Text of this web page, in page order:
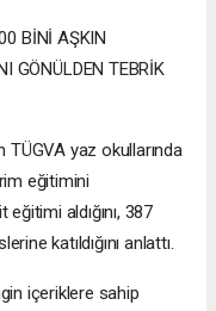
BİNİ AŞKIN
GÖNÜLDEN TEBRİK
yaz okullarında
eğitimini
aldığını, 387
katıldığını anlattı.
içeriklere sahip